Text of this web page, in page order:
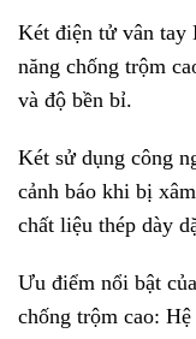
Két điện tử vân tay
năng chống trộm
và độ bền bỉ.
Két sử dụng công
cảnh báo khi bị
chất liệu thép dày
Ưu điểm nổi bật
chống trộm cao: